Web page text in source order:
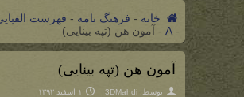
خانه - فرهنگ نامه - فهرست
-
A
- آمون هن (تپه بینایی)
آمون هن (تپه بینایی)
توسط: 3DMahdi
۱ اسفند ۱۳۹۲